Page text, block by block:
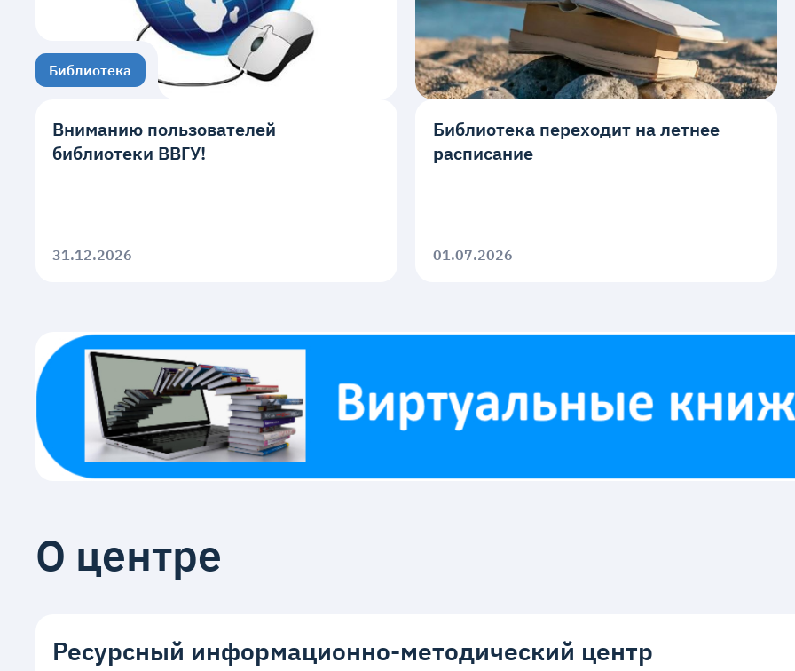
Библиотека
Вниманию пользователей
библиотеки ВВГУ!
31.12.2026
Библиотека переходит на летнее
расписание
01.07.2026
О центре
Ресурсный информационно-методический центр